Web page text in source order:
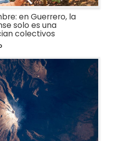
en Guerrero, la
solo es una
colectivos